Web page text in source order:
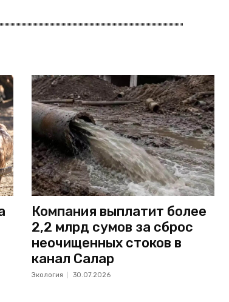
Компания выплатит более
2,2 млрд сумов за сброс
неочищенных стоков в
канал Салар
Экология 30.07.2026